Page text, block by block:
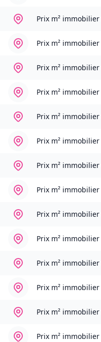
Prix m² immobilier
Prix m² immobilier
Prix m² immobilier
Prix m² immobilier
Prix m² immobilier
Prix m² immobilier
Prix m² immobilier
Prix m² immobilier
Prix m² immobilier
Prix m² immobilier
Prix m² immobilier
Prix m² immobilier
Prix m² immobilier
Prix m² immobilier